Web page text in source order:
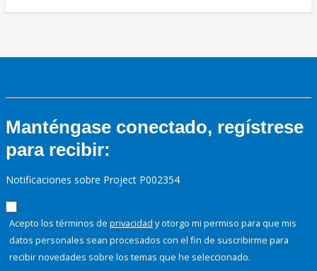
Manténgase conectado, regístrese
para recibir:
Notificaciones sobre Project P002354
Acepto los términos de privacidad y otorgo mi permiso para que mis
datos personales sean procesados con el fin de suscribirme para
recibir novedades sobre los temas que he seleccionado.